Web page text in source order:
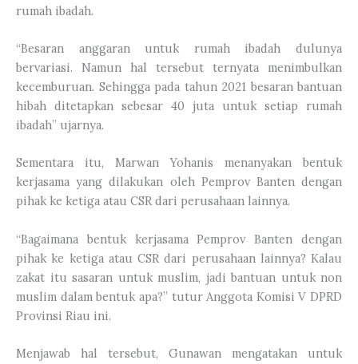
rumah ibadah.
“Besaran anggaran untuk rumah ibadah dulunya
bervariasi. Namun hal tersebut ternyata menimbulkan
kecemburuan. Sehingga pada tahun 2021 besaran bantuan
hibah ditetapkan sebesar 40 juta untuk setiap rumah
ibadah” ujarnya.
Sementara itu, Marwan Yohanis menanyakan bentuk
kerjasama yang dilakukan oleh Pemprov Banten dengan
pihak ke ketiga atau CSR dari perusahaan lainnya.
“Bagaimana bentuk kerjasama Pemprov Banten dengan
pihak ke ketiga atau CSR dari perusahaan lainnya? Kalau
zakat itu sasaran untuk muslim, jadi bantuan untuk non
muslim dalam bentuk apa?” tutur Anggota Komisi V DPRD
Provinsi Riau ini.
Menjawab hal tersebut, Gunawan mengatakan untuk